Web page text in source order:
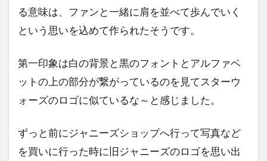
る意味は、ファンと一緒に肩を並べて歩んでいく
という思いを込めて作られたそうです。
第一印象は白の背景と黒のフォントとアルファベ
ットの上の部分が繋がっているのを見てスターウ
ォーズのロゴに似ているな～と感じました。
ずっと前にジャニーズショップへ行って写真など
を買いに行った時に旧ジャニーズのロゴを思い出